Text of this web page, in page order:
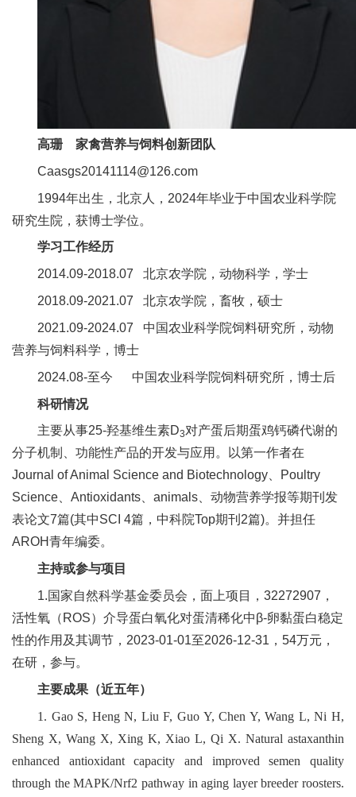
究
交
党
建
高珊 家禽营养与饲料创新团队
Caasgs20141114@126.com
1994年出生，北京人，2024年毕业于中国农业科学院
研究生院，获博士学位。
学习工作经历
2014.09-2018.07 北京农学院，动物科学，学士
2018.09-2021.07 北京农学院，畜牧，硕士
2021.09-2024.07 中国农业科学院饲料研究所，动物
营养与饲料科学，博士
2024.08-至今 中国农业科学院饲料研究所，博士后
科研情况
主要从事25-羟基维生素D3对产蛋后期蛋鸡钙磷代谢的
分子机制、功能性产品的开发与应用。以第一作者在
Journal of Animal Science and Biotechnology、Poultry
Science、Antioxidants、animals、动物营养学报等期刊发
表论文7篇(其中SCI 4篇，中科院Top期刊2篇)。并担任
AROH青年编委。
主持或参与项目
1.国家自然科学基金委员会，面上项目，32272907，
活性氧（ROS）介导蛋白氧化对蛋清稀化中β-卵黏蛋白稳定
性的作用及其调节，2023-01-01至2026-12-31，54万元，
在研，参与。
主要成果（近五年）
1. Gao S, Heng N, Liu F, Guo Y, Chen Y, Wang L, Ni H,
Sheng X, Wang X, Xing K, Xiao L, Qi X. Natural astaxanthin
enhanced antioxidant capacity and improved semen quality
through the MAPK/Nrf2 pathway in aging layer breeder roosters.